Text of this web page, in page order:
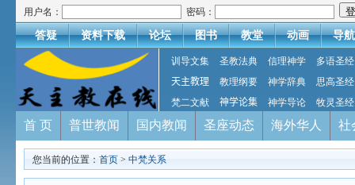
用户名： 密码：
答疑 资料下载 论坛 图书 教堂 动画 导航
训导文集 圣教法典 信理神学
多语圣经
天主教理
教理纲要 神学辞典
思高圣经
梵二文献
神学论集 神学导论 牧灵圣经
首 页 普世教闻 国内教闻 圣座动态 海外华人 社
您当前的位置： 首页 > 中梵关系